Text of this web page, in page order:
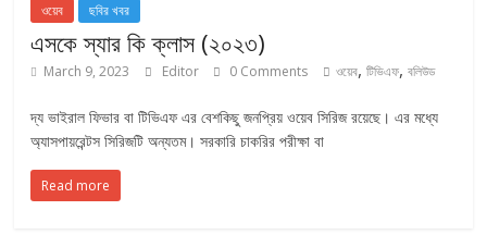
ওয়েব ছবির খবর
এসকে স্যার কি ক্লাস (২০২৩)
March 9, 2023 Editor 0 Comments ওয়েব,টিভিএফ,বলিউড
দ্য ভাইরাল ফিভার বা টিভিএফ এর বেশকিছু জনপ্রিয় ওয়েব সিরিজ রয়েছে। এর মধ্যে
অ্যাসপায়রেন্টস সিরিজটি অন্যতম। সরকারি চাকরির পরীক্ষা বা
Read more